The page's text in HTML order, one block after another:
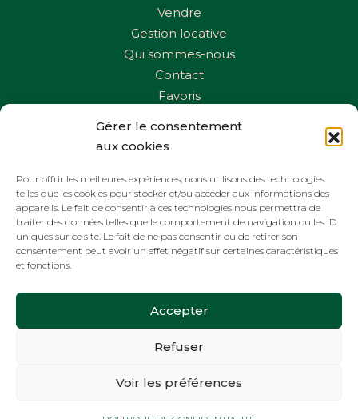
Gérer le consentement
aux cookies
Pour offrir les meilleures expériences, nous utilisons des technologies
telles que les cookies pour stocker et/ou accéder aux informations des
appareils. Le fait de consentir à ces technologies nous permettra de
traiter des données telles que le comportement de navigation ou les ID
uniques sur ce site. Le fait de ne pas consentir ou de retirer son
consentement peut avoir un effet négatif sur certaines caractéristiques
et fonctions.
Accepter
Refuser
Voir les préférences
Vendre
Gestion locative
Qui sommes-nous
Contact
Favoris
CONTACTEZ-NOUS
Email :agence_ac@hotmail.com
SUIVEZ-NOUS
COPYRIGHT 2023 ••• IDÉFIXE ® •••
AGENCE A&C MENTIONS LÉGALES
POLITIQUE DE CONFIDENTIALITÉ HONORAIRES